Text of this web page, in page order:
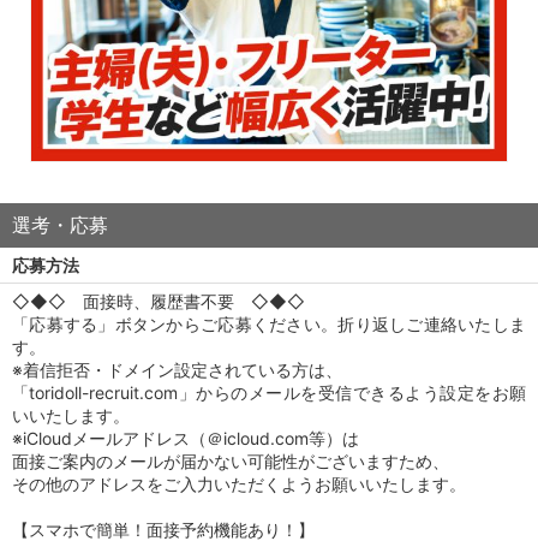
選考・応募
応募方法
◇◆◇ 面接時、履歴書不要 ◇◆◇
「応募する」ボタンからご応募ください。折り返しご連絡いたしま
す。
※着信拒否・ドメイン設定されている方は、
「toridoll-recruit.com」からのメールを受信できるよう設定をお願
いいたします。
※iCloudメールアドレス（＠icloud.com等）は
面接ご案内のメールが届かない可能性がございますため、
その他のアドレスをご入力いただくようお願いいたします。
【スマホで簡単！面接予約機能あり！】